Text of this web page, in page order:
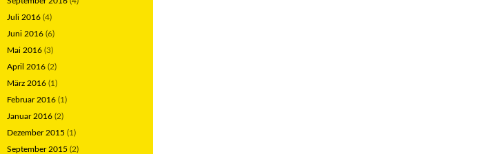
Juli 2016 (4)
Juni 2016 (6)
Mai 2016 (3)
April 2016 (2)
März 2016 (1)
Februar 2016 (1)
Januar 2016 (2)
Dezember 2015 (1)
September 2015 (2)